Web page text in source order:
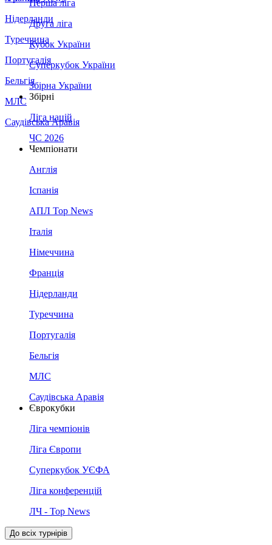
Нідерланди
Туреччина
Португалія
Бельгія
МЛС
Саудівська Аравія
Перша ліга
Друга ліга
Кубок України
Суперкубок України
Збірна України
Збірні
Ліга націй
ЧС 2026
Чемпіонати
Англія
Іспанія
АПЛ Top News
Італія
Німеччина
Франція
Нідерланди
Туреччина
Португалія
Бельгія
МЛС
Саудівська Аравія
Єврокубки
Ліга чемпіонів
Ліга Європи
Суперкубок УЄФА
Ліга конференцій
ЛЧ - Top News
До всіх турнірів